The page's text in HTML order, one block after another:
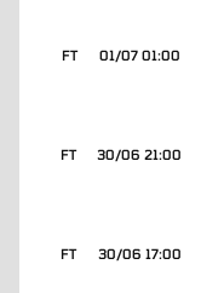
01/07 01:00
FT
30/06 21:00
FT
30/06 17:00
FT